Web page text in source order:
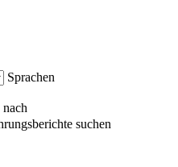
Sprachen
nach
suchen